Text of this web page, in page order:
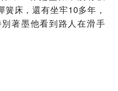
床，還有坐牢10多年，
著墨他看到路人在滑手